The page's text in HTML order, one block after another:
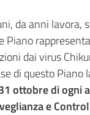
da anni lavora,
Piano
dai virus
di questo Piano
ottobre di ogni
e